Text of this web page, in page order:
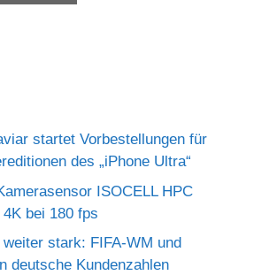
startet Vorbestellungen für
des „iPhone Ultra“
ISOCELL HPC
bei 180 fps
stark: FIFA-WM und
deutsche Kundenzahlen